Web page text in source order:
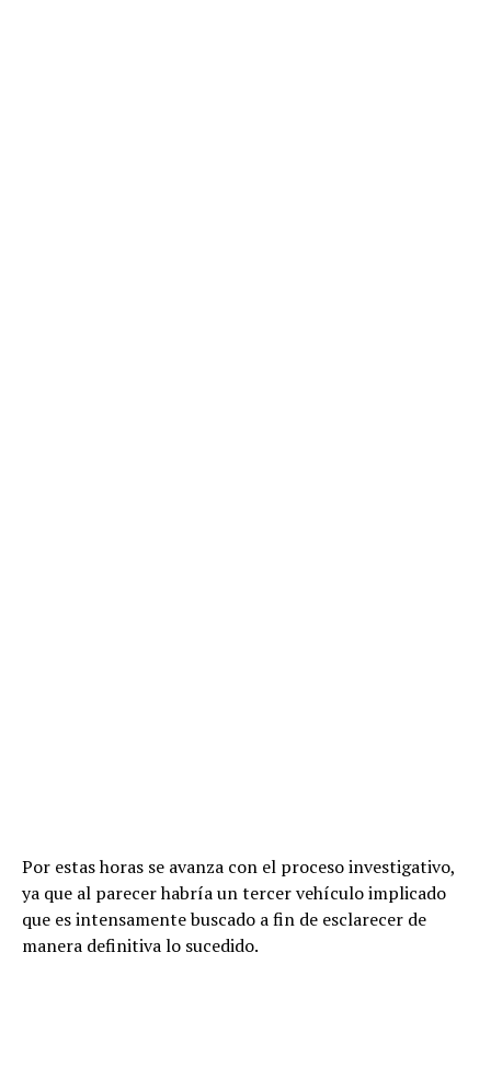
Por estas horas se avanza con el proceso investigativo,
ya que al parecer habría un tercer vehículo implicado
que es intensamente buscado a fin de esclarecer de
manera definitiva lo sucedido.